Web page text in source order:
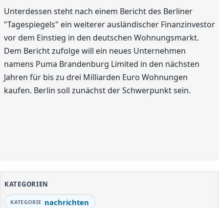
Unterdessen steht nach einem Bericht des Berliner
"Tagespiegels" ein weiterer ausländischer Finanzinvestor
vor dem Einstieg in den deutschen Wohnungsmarkt.
Dem Bericht zufolge will ein neues Unternehmen
namens Puma Brandenburg Limited in den nächsten
Jahren für bis zu drei Milliarden Euro Wohnungen
kaufen. Berlin soll zunächst der Schwerpunkt sein.
KATEGORIEN
nachrichten